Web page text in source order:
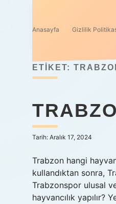
Anasayfa Gizlilik
ETIKET:
Tarih: Aralık 17, 2024
Trabzon hangi
kullandıktan sonra,
Trabzonspor ulusal ve
hayvancılık